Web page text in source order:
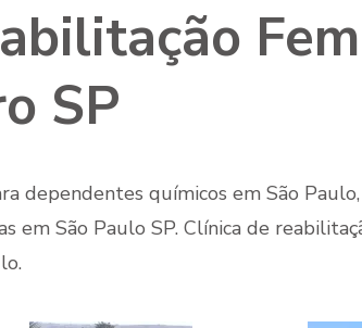
SP
dependentes químicos em São
em São Paulo SP. Clínica de